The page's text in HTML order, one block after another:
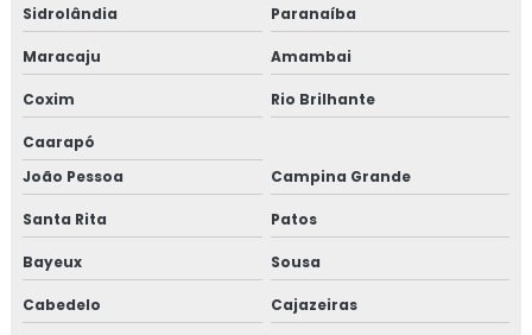
Sidrolândia Paranaíba
Maracaju Amambai
Coxim Rio Brilhante
Caarapó
João Pessoa
Campina Grande
Santa Rita Patos
Bayeux Sousa
Cabedelo Cajazeiras